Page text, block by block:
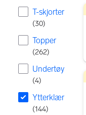
T-skjorter
(30)
Topper
(262)
Undertøy
(4)
Ytterklær
(144)